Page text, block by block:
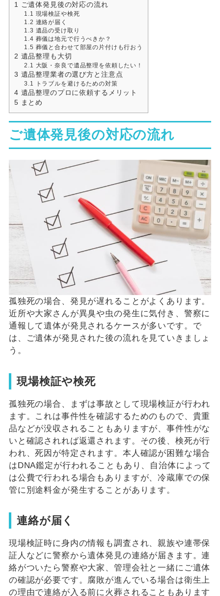
1 ご遺体発見後の対応の流れ
1.1
現場検証や検死
1.2 連絡が届く
1.3 遺品の受け取り
1.4 葬儀は地元で行うべきか？
1.5 葬儀と合わせて部屋の片付けも行おう
2 遺品整理も大切
2.1 大阪・奈良で遺品整理を依頼したい！
3 遺品整理業者の選び方と注意点
3.1 トラブルを避けるための対策
4 遺品整理のプロに依頼するメリット
5 まとめ
ご遺体発見後の対応の流れ
孤独死の場合、発見が遅れることがよくあります。
近所や大家さんが異臭や虫の発生に気付き、警察に
通報して遺体が発見されるケースが多いです。で
は、ご遺体が発見された後の流れを見ていきましょ
う。
現場検証や検死
孤独死の場合、まずは事故として現場検証が行われ
ます。これは事件性を確認するためのもので、貴重
品などが没収されることもありますが、事件性がな
いと確認されれば返還されます。その後、検死が行
われ、死因が特定されます。本人確認が困難な場合
はDNA鑑定が行われることもあり、自治体によって
は公費で行われる場合もありますが、冷蔵庫での保
管に別途料金が発生することがあります。
連絡が届く
現場検証時に身内の情報も調査され、親族や連帯保
証人などに警察から遺体発見の連絡が届きます。連
絡がついたら警察や大家、管理会社と一緒にご遺体
の確認が必要です。腐敗が進んでいる場合は衛生上
の理由で連絡が入る前に火葬されることもあります